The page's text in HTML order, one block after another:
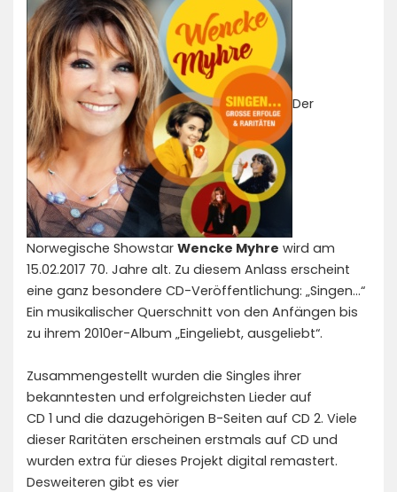
Der
Norwegische Showstar Wencke Myhre wird am
15.02.2017 70. Jahre alt. Zu diesem Anlass erscheint
eine ganz besondere CD-Veröffentlichung: „Singen…“
Ein musikalischer Querschnitt von den Anfängen bis
zu ihrem 2010er-Album „Eingeliebt, ausgeliebt“.
Zusammengestellt wurden die Singles ihrer
bekanntesten und erfolgreichsten Lieder auf
CD 1 und die dazugehörigen B-Seiten auf CD 2. Viele
dieser Raritäten erscheinen erstmals auf CD und
wurden extra für dieses Projekt digital remastert.
Desweiteren gibt es vier